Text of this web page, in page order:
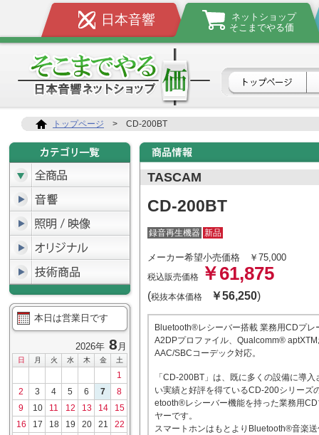
日本音響
ネットショップ
そこまでやる価
トップページ > CD-200BT
本日は営業日です
2026年 8 月
日 月 火 水 木 金 土
1
2
3 4 5 6 7
8
9
10 11 12 13 14
15
16
17 18 19 20 21
22
TASCAM
CD-200BT
録音再生機器 新品
メーカー希望小売価格 ￥75,000
税込販売価格 ￥61,875
(税抜本体価格 ￥56,250)
Bluetooth®レシーバー搭載 業務用CDプレ
A2DPプロファイル、Qualcomm®
AAC/SBCコーデック対応。
「CD-200BT」は、既に多くの設備に導入
い実績と好評を得ているCD-200シリーズ
etooth®レシーバー機能を持った業務用
ヤーです。
スマートホンはもとよりBluetooth®音楽